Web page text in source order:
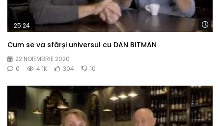
25:24
Cum se va sfârși universul cu DAN BITMAN
22 NOIEMBRIE 2020
0
4.1K 304 10